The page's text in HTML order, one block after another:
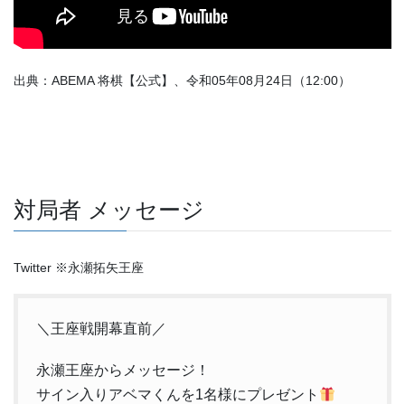
出典：ABEMA 将棋【公式】、令和05年08月24日（12:00）
対局者 メッセージ
Twitter ※永瀬拓矢王座
＼王座戦開幕直前／
永瀬王座からメッセージ！
サイン入りアベマくんを1名様にプレゼント